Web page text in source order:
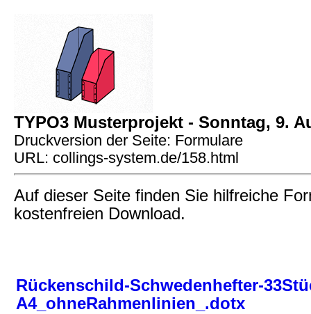
TYPO3 Musterprojekt - Sonntag, 9.
Druckversion der Seite: Formulare
URL: collings-system.de/158.html
Auf dieser Seite finden Sie hilfreiche
kostenfreien Download.
Rückenschild-Schwedenhefter-
A4_ohneRahmenlinien_.dotx